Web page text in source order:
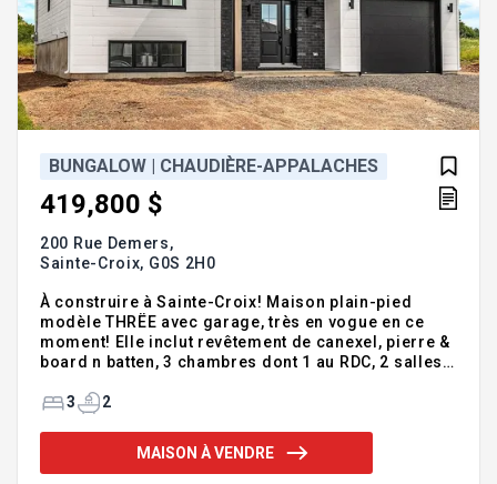
BUNGALOW | CHAUDIÈRE-APPALACHES
419,800 $
200 Rue Demers,
Sainte-Croix, G0S 2H0
À construire à Sainte-Croix! Maison plain-pied
modèle THRËE avec garage, très en vogue en ce
moment! Elle inclut revêtement de canexel, pierre &
board n batten, 3 chambres dont 1 au RDC, 2 salles
cuisine actuelle signée AD+ avec grand ilot, etc.
Autres terrains et modèles disponibles! PREMIERS
ACHETEURS : la TPS pourrait vous être remboursée
3 2
MAISON À VENDRE